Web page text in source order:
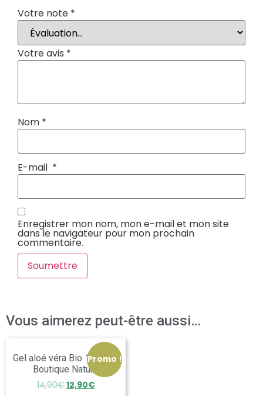
Votre note *
Votre avis *
Nom *
E-mail *
Enregistrer mon nom, mon e-mail et mon site
dans le navigateur pour mon prochain
commentaire.
Vous aimerez peut-être aussi…
Promo !
Gel aloé véra Bio 150ml –
Boutique Nature
14,90€ 12,90€